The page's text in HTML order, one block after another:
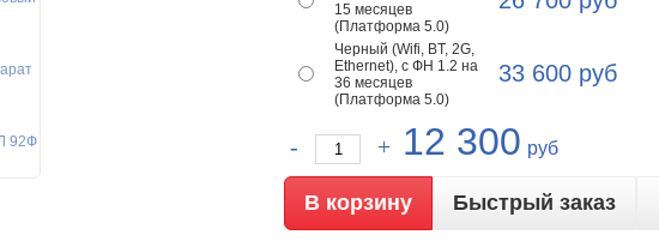
15 месяцев
(Платформа 5.0)
Черный (Wifi, BT, 2G,
Ethernet), с ФН 1.2 на
36 месяцев
(Платформа 5.0)
33 600 руб
12 300 руб
Быстрый заказ